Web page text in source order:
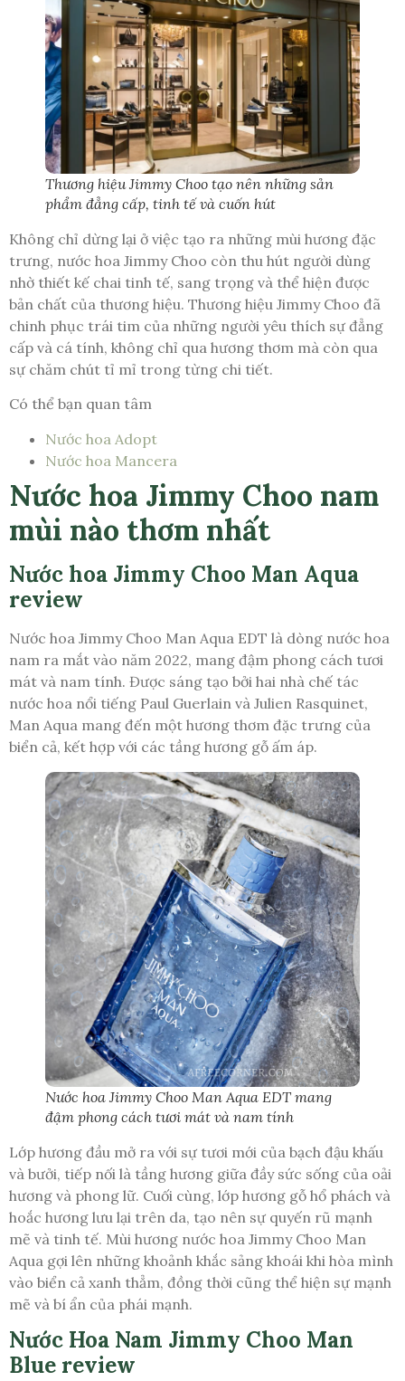
Thương hiệu Jimmy Choo tạo nên những sản
phẩm đẳng cấp, tinh tế và cuốn hút
Không chỉ dừng lại ở việc tạo ra những mùi hương đặc
trưng, nước hoa Jimmy Choo còn thu hút người dùng
nhờ thiết kế chai tinh tế, sang trọng và thể hiện được
bản chất của thương hiệu. Thương hiệu Jimmy Choo đã
chinh phục trái tim của những người yêu thích sự đẳng
cấp và cá tính, không chỉ qua hương thơm mà còn qua
sự chăm chút tỉ mỉ trong từng chi tiết.
Có thể bạn quan tâm
Nước hoa Adopt
Nước hoa Mancera
Nước hoa Jimmy Choo nam
mùi nào thơm nhất
Nước hoa Jimmy Choo Man Aqua
review
Nước hoa Jimmy Choo Man Aqua EDT là dòng nước hoa
nam ra mắt vào năm 2022, mang đậm phong cách tươi
mát và nam tính. Được sáng tạo bởi hai nhà chế tác
nước hoa nổi tiếng Paul Guerlain và Julien Rasquinet,
Man Aqua mang đến một hương thơm đặc trưng của
biển cả, kết hợp với các tầng hương gỗ ấm áp.
Nước hoa Jimmy Choo Man Aqua EDT mang
đậm phong cách tươi mát và nam tính
Lớp hương đầu mở ra với sự tươi mới của bạch đậu khấu
và bưởi, tiếp nối là tầng hương giữa đầy sức sống của oải
hương và phong lữ. Cuối cùng, lớp hương gỗ hổ phách và
hoắc hương lưu lại trên da, tạo nên sự quyến rũ mạnh
mẽ và tinh tế. Mùi hương nước hoa Jimmy Choo Man
Aqua gợi lên những khoảnh khắc sảng khoái khi hòa mình
vào biển cả xanh thẳm, đồng thời cũng thể hiện sự mạnh
mẽ và bí ẩn của phái mạnh.
Nước Hoa Nam Jimmy Choo Man
Blue review